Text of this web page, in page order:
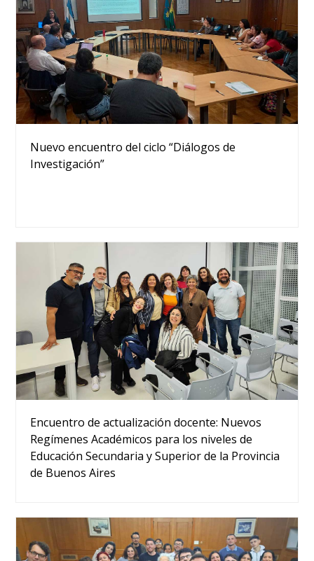
Nuevo encuentro del ciclo “Diálogos de
Investigación”
Encuentro de actualización docente: Nuevos
Regímenes Académicos para los niveles de
Educación Secundaria y Superior de la Provincia
de Buenos Aires